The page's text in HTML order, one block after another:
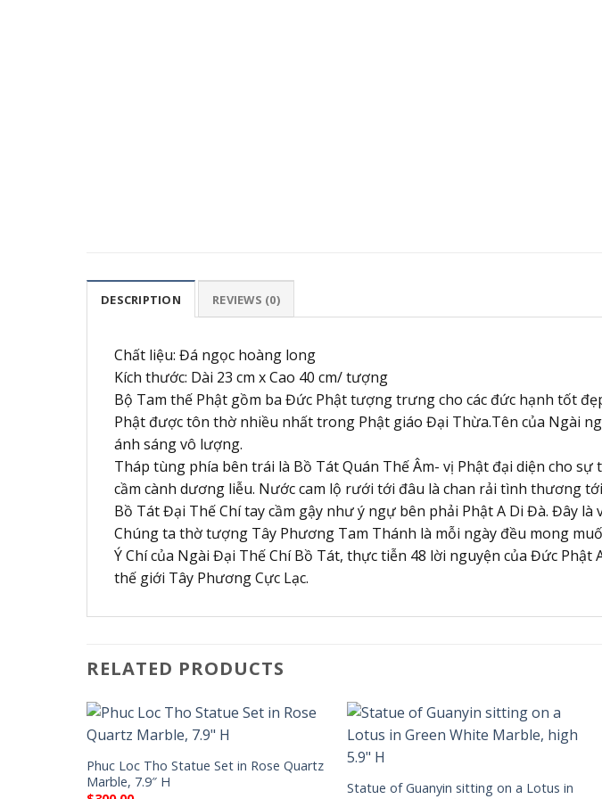
DESCRIPTION REVIEWS (0)
Chất liệu: Đá ngọc hoàng long
Kích thước: Dài 23 cm x Cao 40 cm/ tượng
Bộ Tam thế Phật gồm ba Đức Phật tượng trưng cho các đức hạnh tốt
Phật được tôn thờ nhiều nhất trong Phật giáo Đại Thừa.Tên của Ngài
ánh sáng vô lượng.
Tháp tùng phía bên trái là Bồ Tát Quán Thế Âm- vị Phật đại diện cho
cầm cành dương liễu. Nước cam lộ rưới tới đâu là chan rải tình thương
Bồ Tát Đại Thế Chí tay cầm gậy như ý ngự bên phải Phật A Di Đà. Đây
Chúng ta thờ tượng Tây Phương Tam Thánh là mỗi ngày đều mong
Ý Chí của Ngài Đại Thế Chí Bồ Tát, thực tiễn 48 lời nguyện của Đức
thế giới Tây Phương Cực Lạc.
RELATED PRODUCTS
Phuc Loc Tho Statue Set in Rose Quartz
Marble, 7.9″ H
Statue of Guanyin sitting on a Lotus in